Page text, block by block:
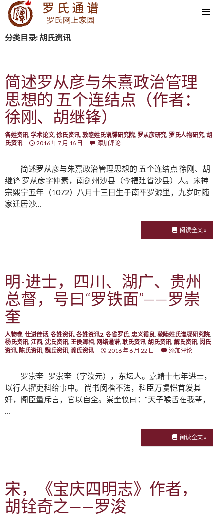
SKIP TO CONTENT
分类目录: 胡氏资讯
简述罗从彦与朱熹政治管理
思想的 五个连结点（作者：
徐刚、胡继锋）
各姓资讯, 学术论文, 徐氏资讯, 敦睦姓氏谱牒研究院, 罗从彦研究, 罗氏人物研究, 胡
氏资讯
2016 年 7 月 16 日 添加评论
简述罗从彦与朱熹政治管理思想的 五个连结点 徐刚、胡
继锋 罗从彦字仲素，南剑州沙县（今福建省沙县）人。宋神
宗熙宁五年（1072）八月十三日生于南平罗源里，九岁时随
家迁居沙…
阅读全文 »
明·进士，四川、湖广、贵州
总督，号曰“罗铁面”——罗崇
奎
人物卷, 仕进佳话, 各姓资讯, 各姓资讯2, 各省罗氏, 忠义循良, 敦睦姓氏谱牒研究院,
杨氏资讯, 江西, 沈氏资讯, 王侯卿相, 网络通谱, 耿氏资讯, 胡氏资讯, 解氏资讯, 闵氏
资讯, 陈氏资讯, 魏氏资讯, 龚氏资讯 2016 年 6 月 22 日 添加评论
罗崇奎 罗崇奎（字汝元），东坛人。嘉靖十七年进士，
以行人擢吏科给事中。 尚书闵楷不法，科臣万虞恺首发其
奸，阁臣量斥言，官以自全。崇奎愤曰：“天子喉舌在我辈，
…
阅读全文 »
宋，《宝庆四明志》作者，
胡铨奇之——罗浚